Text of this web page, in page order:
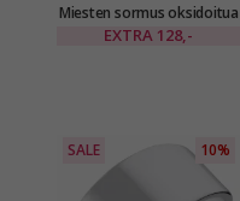
Miesten sormus oksidoitua
sterlinghopeaa
EXTRA 128,-
SALE 10%